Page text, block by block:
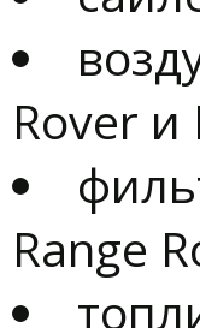
Rover и
Range